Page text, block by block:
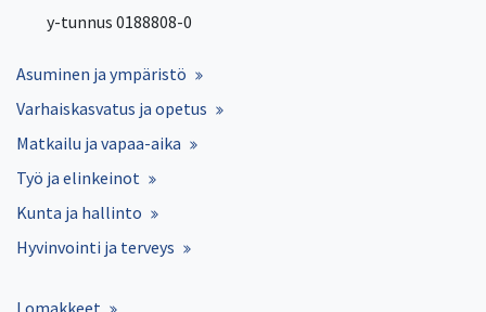
y-tunnus 0188808-0
Asuminen ja ympäristö
Varhaiskasvatus ja opetus
Matkailu ja vapaa-aika
Työ ja elinkeinot
Kunta ja hallinto
Hyvinvointi ja terveys